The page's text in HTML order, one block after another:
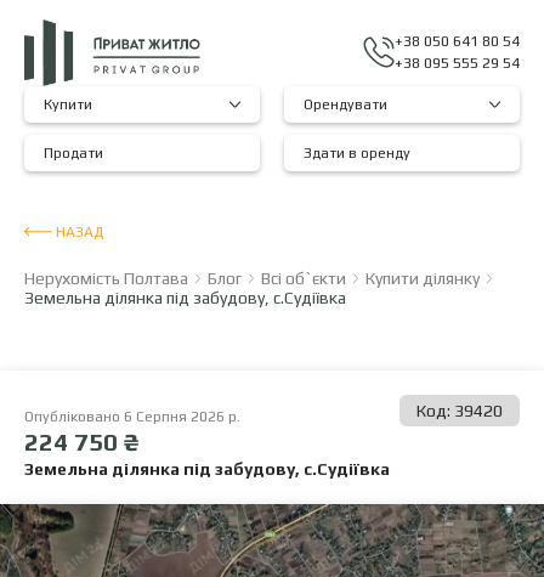
+38 050 641 80 54
+38 095 555 29 54
Купити Орендувати
Продати Здати в оренду
НАЗАД
Нерухомість Полтава Блог Всі об`єкти
Купити ділянку
Земельна ділянка під забудову, с.Судіївка
Опубліковано 6 Серпня 2026 р. Код: 39420
224 750 ₴
Земельна ділянка під забудову, с.Судіївка